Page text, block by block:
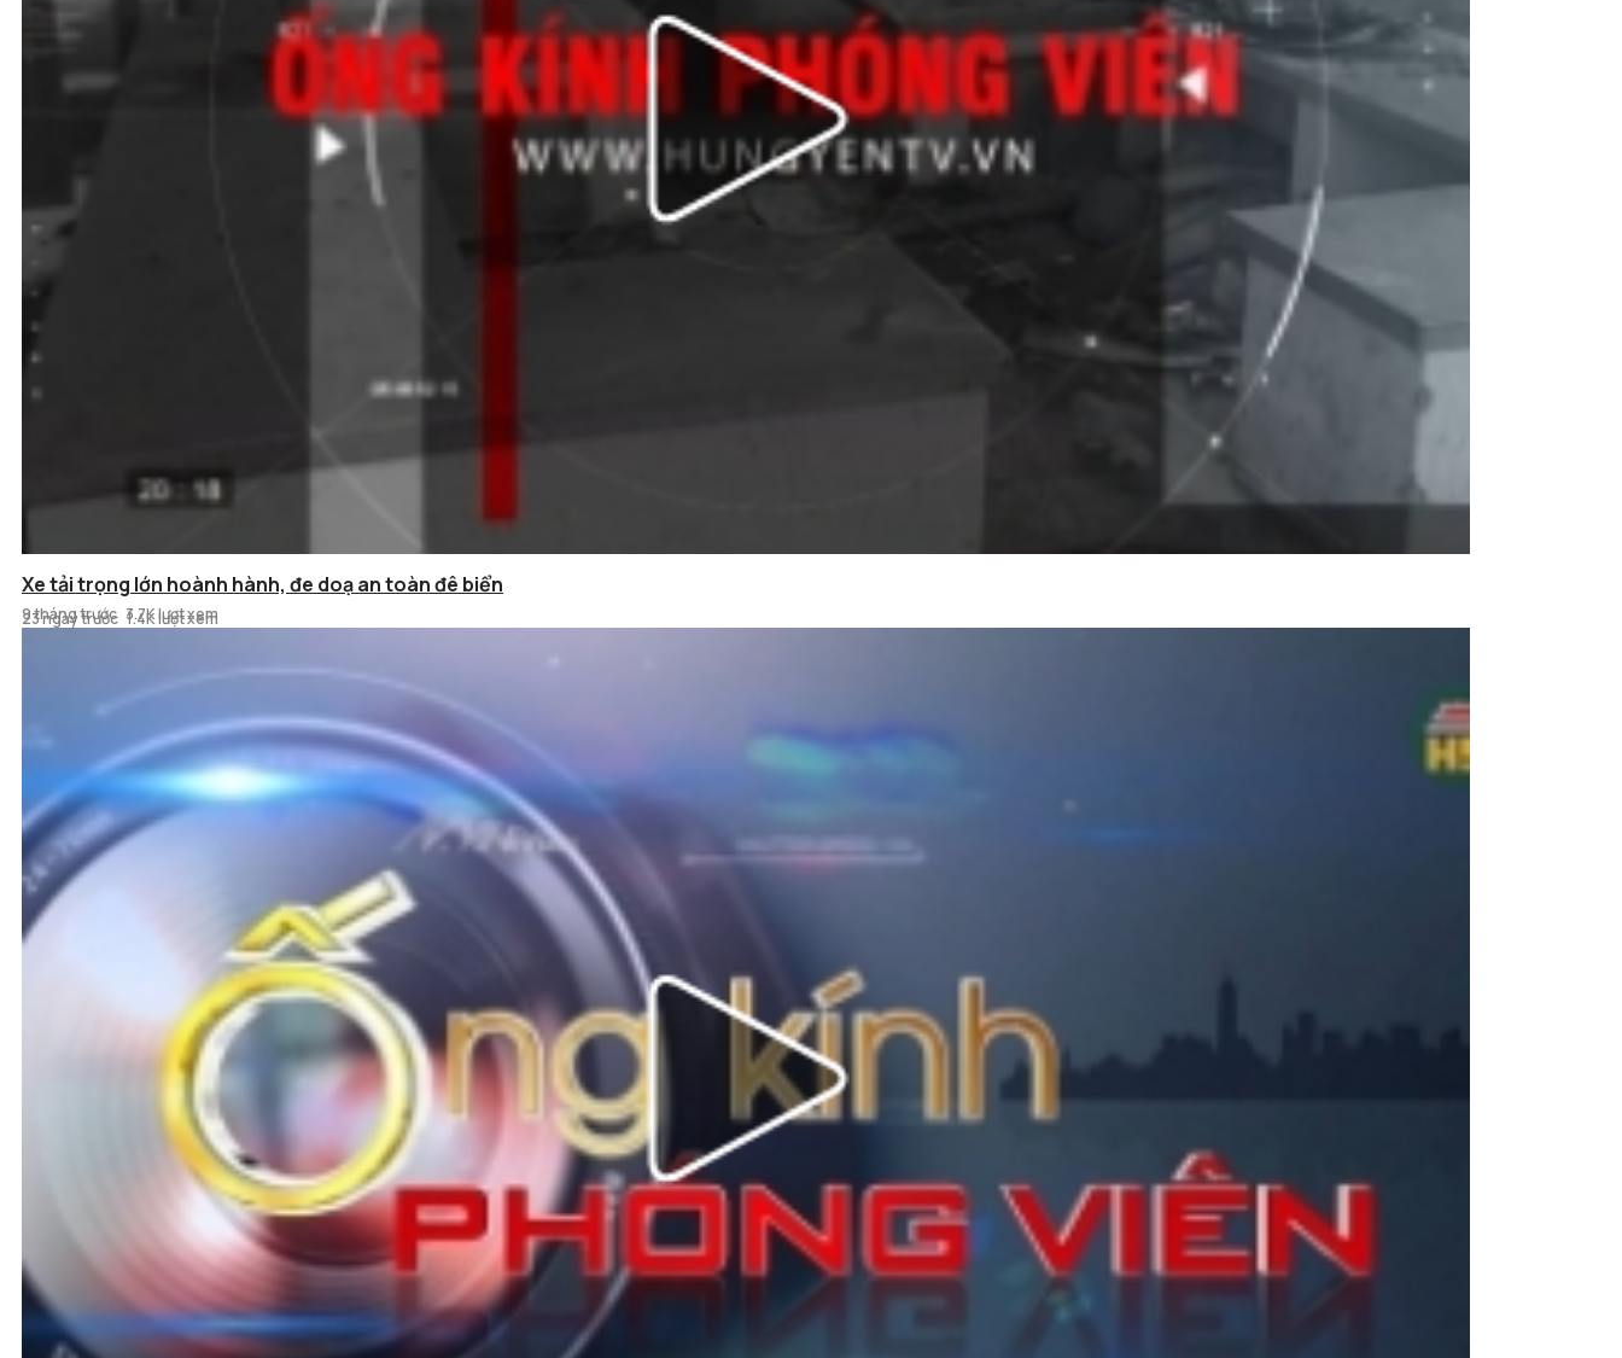
Nhếch nhác công viên bỏ hoang
23 ngày trước 1.4K lượt xem
Xe tải trọng lớn hoành hành, đe doạ an toàn đê biển
9 tháng trước 3.7K lượt xem